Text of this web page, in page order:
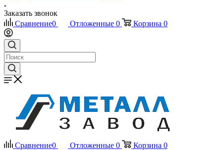
Заказать звонок
Сравнение0 Отложенные 0 Корзина 0
Сравнение0 Отложенные 0 Корзина 0